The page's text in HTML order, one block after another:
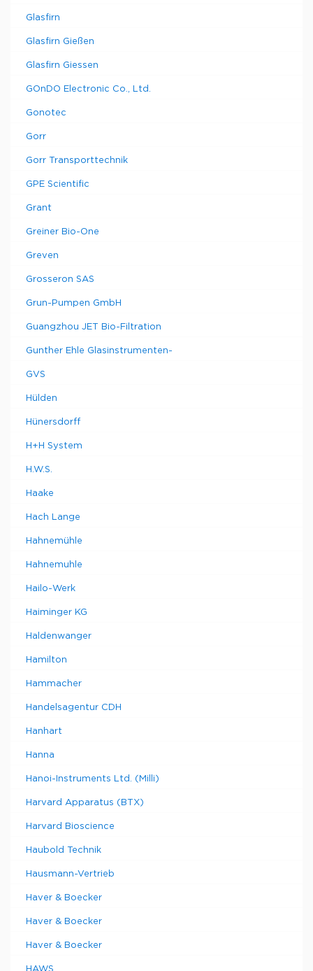
Glasfirn
Glasfirn Gießen
Glasfirn Giessen
GOnDO Electronic Co., Ltd.
Gonotec
Gorr
Gorr Transporttechnik
GPE Scientific
Grant
Greiner Bio-One
Greven
Grosseron SAS
Grun-Pumpen GmbH
Guangzhou JET Bio-Filtration
Gunther Ehle Glasinstrumenten-
GVS
Hülden
Hünersdorff
H+H System
H.W.S.
Haake
Hach Lange
Hahnemühle
Hahnemuhle
Hailo-Werk
Haiminger KG
Haldenwanger
Hamilton
Hammacher
Handelsagentur CDH
Hanhart
Hanna
Hanoi-Instruments Ltd. (Milli)
Harvard Apparatus (BTX)
Harvard Bioscience
Haubold Technik
Hausmann-Vertrieb
Haver & Boecker
Haver & Boecker
Haver & Boecker
HAWS